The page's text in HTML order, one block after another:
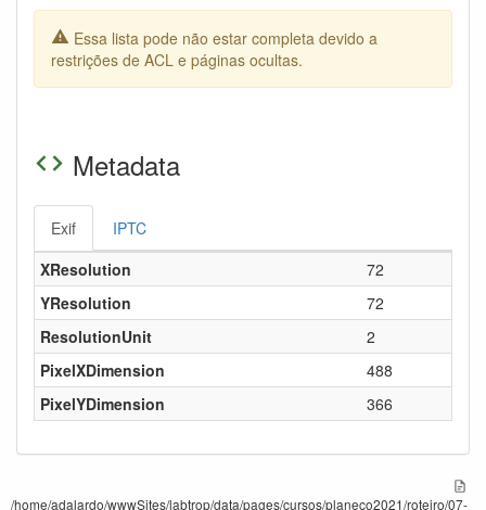
Essa lista pode não estar completa devido a
restrições de ACL e páginas ocultas.
Metadata
Exif
IPTC
XResolution
72
YResolution
72
ResolutionUnit
2
PixelXDimension
488
PixelYDimension
366
/home/adalardo/wwwSites/labtrop/data/pages/cursos/planeco2021/roteiro/07-